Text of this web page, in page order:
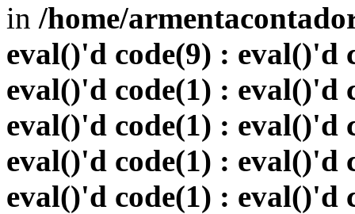
in /home/
eval()'d code(9) : eval()'d
eval()'d code(1) : eval()'d
eval()'d code(1) : eval()'d
eval()'d code(1) : eval()'d
eval()'d code(1) : eval()'d